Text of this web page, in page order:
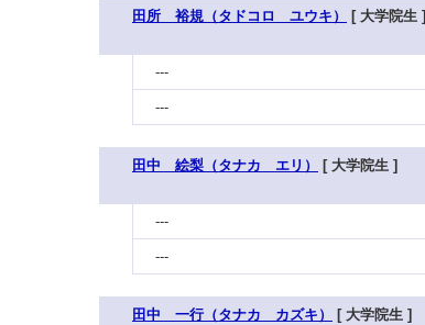
田所 裕規（タドコロ ユウキ） [ 大学院生 ]
---
---
田中 絵梨（タナカ エリ） [ 大学院生 ]
---
---
田中 一行（タナカ カズキ） [ 大学院生 ]